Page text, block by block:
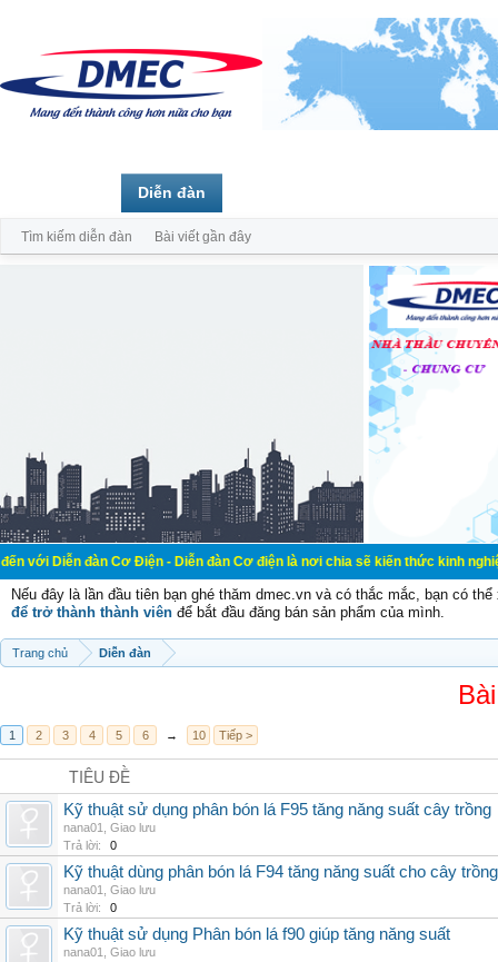
đàn Cơ Điện - Diễn đàn Cơ điện là nơi chia sẽ kiến thức kinh nghiệm
Nếu đây là lần đầu tiên bạn ghé thăm dmec.vn và có thắc mắc, bạn có
để trở thành thành viên để bắt đầu đăng bán sản phẩm của mình.
Trang chủ Diễn đàn
1 2 3 4 5 6 → 10 Tiếp >
TIÊU ĐỀ
Kỹ thuật sử dụng phân bón lá F95 tăng năng suất cây trồng
nana01
Giao lưu
Trả lời:
0
Kỹ thuật dùng phân bón lá F94 tăng năng suất cho cây trồng
nana01
Giao lưu
Trả lời:
0
Kỹ thuật sử dụng Phân bón lá f90 giúp tăng năng suất
nana01
Giao lưu
Diễn đàn
Tìm kiếm diễn đàn Bài viết gần đây